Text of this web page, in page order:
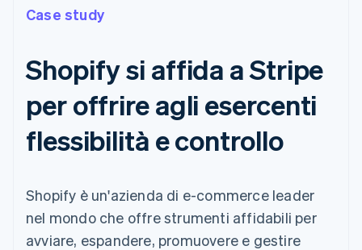
Case study
Shopify si affida a Stripe
per offrire agli esercenti
flessibilità e controllo
Shopify è un'azienda di e-commerce leader
nel mondo che offre strumenti affidabili per
avviare, espandere, promuovere e gestire